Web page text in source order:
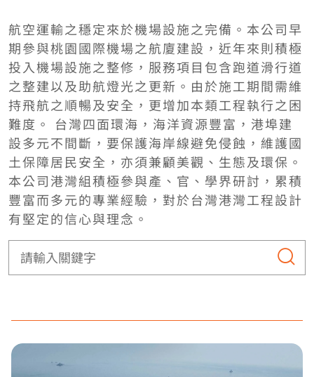
航空運輸之穩定來於機場設施之完備。本公司早
期參與桃園國際機場之航廈建設，近年來則積極
投入機場設施之整修，服務項目包含跑道滑行道
之整建以及助航燈光之更新。由於施工期間需維
持飛航之順暢及安全，更增加本類工程執行之困
難度。 台灣四面環海，海洋資源豐富，港埠建
設多元不間斷，要保護海岸線避免侵蝕，維護國
土保障居民安全，亦須兼顧美觀、生態及環保。
本公司港灣組積極參與產、官、學界研討，累積
豐富而多元的專業經驗，對於台灣港灣工程設計
有堅定的信心與理念。